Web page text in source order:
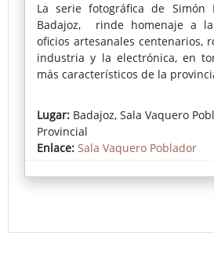
La serie fotográfica de Simón
Badajoz, rinde homenaje a
oficios artesanales centenarios,
industria y la electrónica, en
más característicos de la
que emociona por su belleza y
un uso exquisito de la luz
acercamiento a ciertas
especialmente). Un
manos de artesanos de distintos
Lugar: Badajoz, Sala Vaquero
Provincial
Enlace: Sala Vaquero Poblador